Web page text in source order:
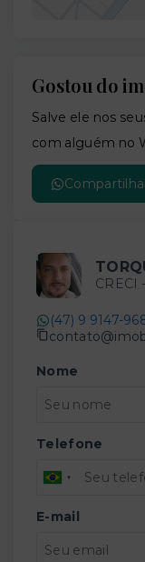
Gostou do
Salve ele nos
com alguém no
CRECI -
(47) 9 9147-
Nome
Telefone
E-mail